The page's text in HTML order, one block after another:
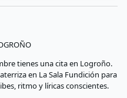
tienes una cita en Logroño.
en La Sala Fundición para
ritmo y líricas conscientes.